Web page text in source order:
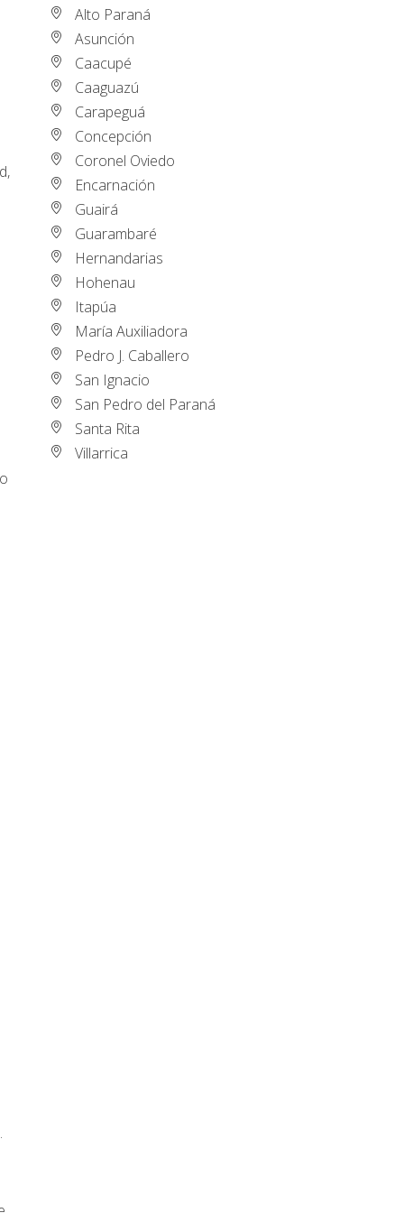
Alto Paraná
Asunción
Caacupé
Caaguazú
Carapeguá
Concepción
Coronel Oviedo
Encarnación
Guairá
Guarambaré
Hernandarias
Hohenau
Itapúa
María Auxiliadora
Pedro J. Caballero
San Ignacio
San Pedro del Paraná
Santa Rita
Villarrica